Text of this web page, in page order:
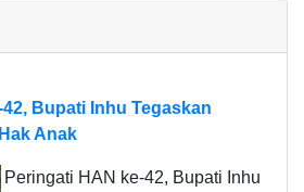
Bupati Inhu Tegaskan
Anak
Peringati HAN ke-42, Bupati Inhu